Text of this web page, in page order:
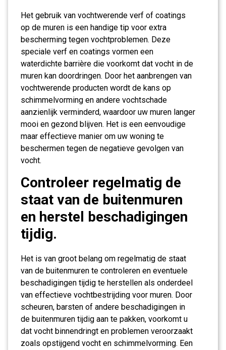
Het gebruik van vochtwerende verf of coatings
op de muren is een handige tip voor extra
bescherming tegen vochtproblemen. Deze
speciale verf en coatings vormen een
waterdichte barrière die voorkomt dat vocht in de
muren kan doordringen. Door het aanbrengen van
vochtwerende producten wordt de kans op
schimmelvorming en andere vochtschade
aanzienlijk verminderd, waardoor uw muren langer
mooi en gezond blijven. Het is een eenvoudige
maar effectieve manier om uw woning te
beschermen tegen de negatieve gevolgen van
vocht.
Controleer regelmatig de
staat van de buitenmuren
en herstel beschadigingen
tijdig.
Het is van groot belang om regelmatig de staat
van de buitenmuren te controleren en eventuele
beschadigingen tijdig te herstellen als onderdeel
van effectieve vochtbestrijding voor muren. Door
scheuren, barsten of andere beschadigingen in
de buitenmuren tijdig aan te pakken, voorkomt u
dat vocht binnendringt en problemen veroorzaakt
zoals opstijgend vocht en schimmelvorming. Een